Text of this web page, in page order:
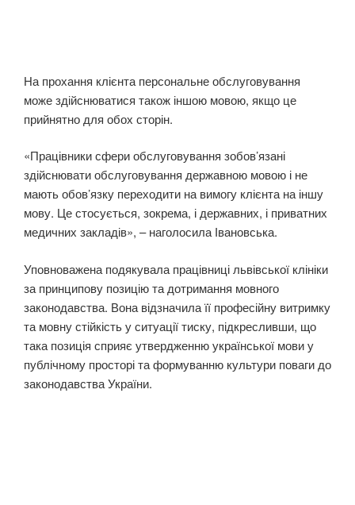
На прохання клієнта персональне обслуговування
може здійснюватися також іншою мовою, якщо це
прийнятно для обох сторін.
«Працівники сфери обслуговування зобов’язані
здійснювати обслуговування державною мовою і не
мають обов’язку переходити на вимогу клієнта на іншу
мову. Це стосується, зокрема, і державних, і приватних
медичних закладів», – наголосила Івановська.
Уповноважена подякувала працівниці львівської клініки
за принципову позицію та дотримання мовного
законодавства. Вона відзначила її професійну витримку
та мовну стійкість у ситуації тиску, підкресливши, що
така позиція сприяє утвердженню української мови у
публічному просторі та формуванню культури поваги до
законодавства України.